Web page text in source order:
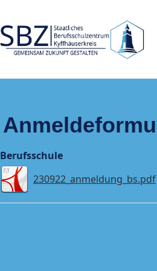
Berufsschule
230922_anmeldung_bs.pdf